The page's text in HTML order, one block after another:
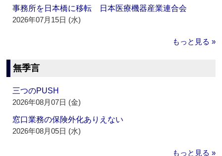
事務所を日本橋に移転 日本医療機器産業連合会
2026年07月15日 (水)
もっと見る »
無季言
三つのPUSH
2026年08月07日 (金)
窓口業務の保険外化ありえない
2026年08月05日 (水)
もっと見る »